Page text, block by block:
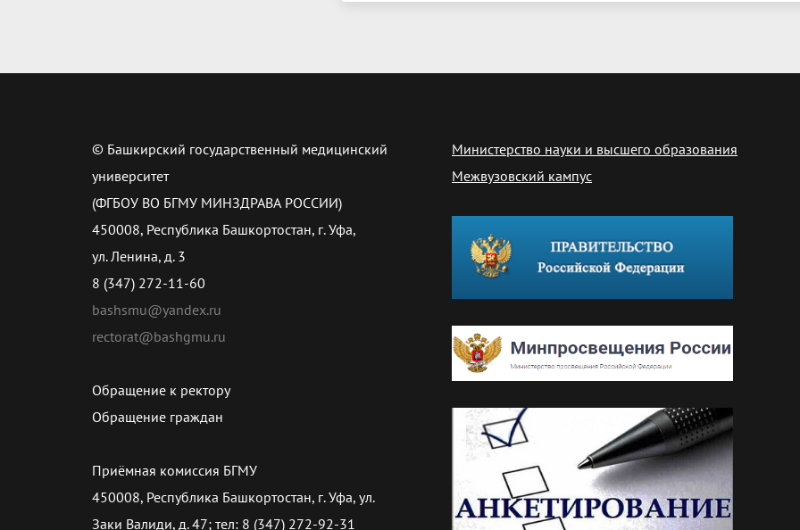
© Башкирский государственный медицинский
университет
(ФГБОУ ВО БГМУ МИНЗДРАВА РОССИИ)
450008, Республика Башкортостан, г. Уфа,
ул. Ленина, д. 3
8 (347) 272-11-60
bashsmu@yandex.ru
rectorat@bashgmu.ru
Обращение к ректору
Обращение граждан
Приёмная комиссия БГМУ
450008, Республика Башкортостан, г. Уфа, ул.
Заки Валиди, д. 47; тел: 8 (347) 272-92-31
Министерство науки и высшего образования
Межвузовский кампус